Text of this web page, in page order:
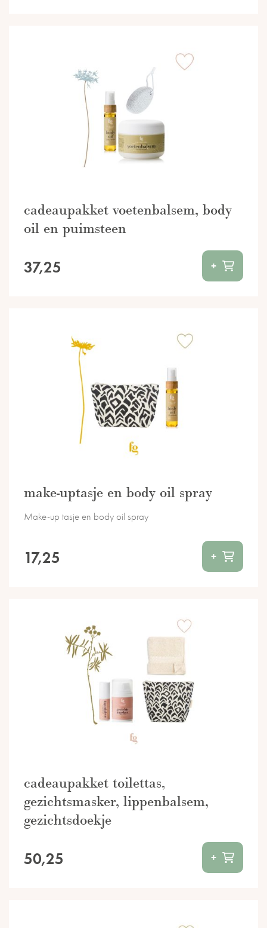
cadeaupakket voetenbalsem, body
oil en puimsteen
37,25 +
make-uptasje en body oil spray
17,25 +
Make-up tasje en body oil spray
cadeaupakket toilettas,
gezichtsmasker, lippenbalsem,
gezichtsdoekje
50,25 +